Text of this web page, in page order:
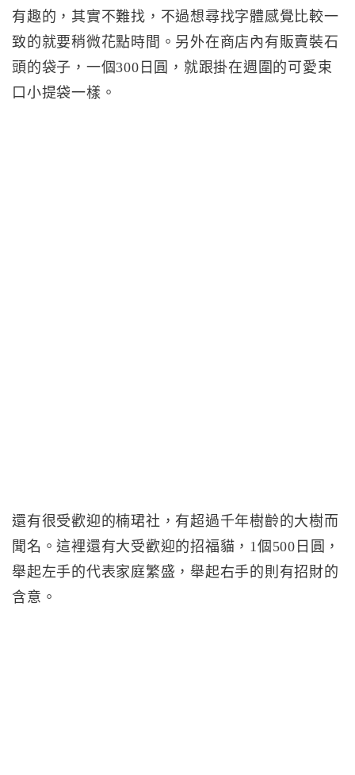
有趣的，其實不難找，不過想尋找字體感覺比較一
致的就要稍微花點時間。另外在商店內有販賣裝石
頭的袋子，一個300日圓，就跟掛在週圍的可愛束
口小提袋一樣。
還有很受歡迎的楠珺社，有超過千年樹齡的大樹而
聞名。這裡還有大受歡迎的招福貓，1個500日圓，
舉起左手的代表家庭繁盛，舉起右手的則有招財的
含意。